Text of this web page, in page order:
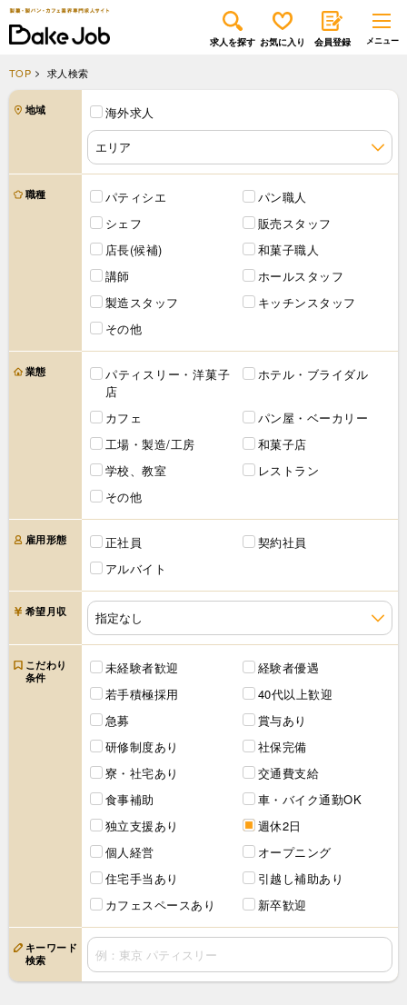
求人を探す お気に入り 会員登録
TOP 求人検索
地域 海外求人
職種 パティシエ
パン職人
シェフ
販売スタッフ
店長(候補)
和菓子職人
講師
ホールスタッフ
製造スタッフ
キッチンスタッフ
その他
業態
パティスリー・洋菓子
店
ホテル・ブライダル
カフェ
パン屋・ベーカリー
工場・製造/工房
和菓子店
学校、教室
レストラン
その他
雇用形態 正社員
契約社員
アルバイト
希望月収
こだわり
条件
未経験者歓迎
経験者優遇
若手積極採用
40代以上歓迎
急募
賞与あり
研修制度あり
社保完備
寮・社宅あり
交通費支給
食事補助
車・バイク通勤OK
独立支援あり
週休2日
個人経営
オープニング
住宅手当あり
引越し補助あり
カフェスペースあり
新卒歓迎
キーワード
検索